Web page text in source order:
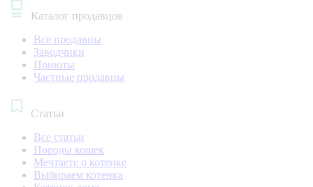
Каталог продавцов
Все продавцы
Заводчики
Приюты
Частные продавцы
Статьи
Все статьи
Породы кошек
Мечтаете о котенке
Выбираем котенка